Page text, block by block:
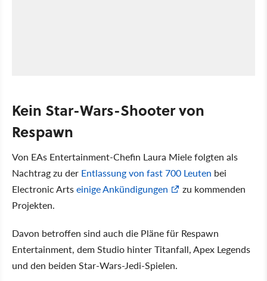
Kein Star-Wars-Shooter von
Respawn
Von EAs Entertainment-Chefin Laura Miele folgten als
Nachtrag zu der Entlassung von fast 700 Leuten bei
Electronic Artseinige Ankündigungen
zu kommenden
Projekten.
Davon betroffen sind auch die Pläne für Respawn
Entertainment, dem Studio hinter Titanfall, Apex Legends
und den beiden Star-Wars-Jedi-Spielen.